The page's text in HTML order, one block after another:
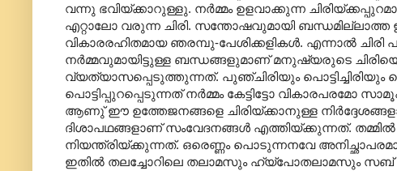
വന്നു ഭവിയ്ക്കാറുള്ളു. നർമ്മം ഉളവാക്കുന്ന
എറ്റാലോ വരുന്ന ചിരി. സന്തോഷവുമായി ബന്ധമില്ലാത്ത
വികാരരഹിതമായ ഞരമ്പു-പേശിക്കളികൾ. എന്നാൽ
നർമ്മവുമായിട്ടുള്ള ബന്ധങ്ങളുമാണ് മനുഷ്യരുടെ ചിരിയെ
വ്യത്യാസപ്പെടുത്തുന്നത്. പുഞ്ചിരിയും
പൊട്ടിപ്പുറപ്പെടുന്നത് നർമ്മം കേട്ടിട്ടോ വികാരപരമോ
ആണു് ഈ ഉത്തേജനങ്ങളെ ചിരിയ്ക്കാനുള്ള
ദിശാപഥങ്ങളാണ് സംവേദനങ്ങൾ എത്തിയ്ക്കുന്നത്. തമ്മിൽ
നിയന്ത്രിയ്ക്കുന്നത്. ഒരെണ്ണം പൊടുന്നനവേ
ഇതിൽ തലച്ചോറിലെ തലാമസും ഹ്യ്പോതലാമസും സബ്